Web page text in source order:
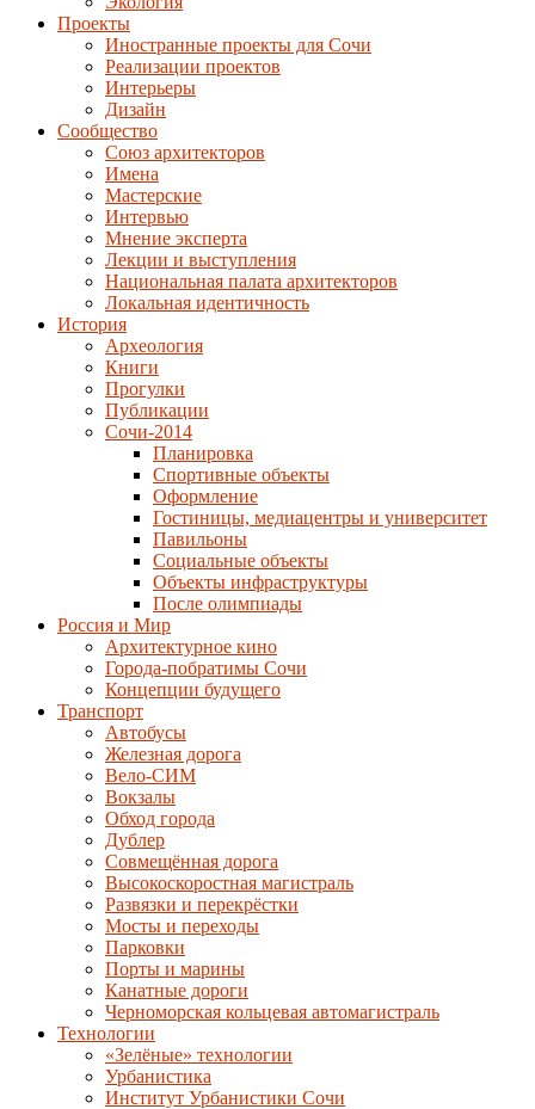
Проекты
Иностранные проекты для Сочи
Реализации проектов
Интерьеры
Дизайн
Сообщество
Союз архитекторов
Имена
Мастерские
Интервью
Мнение эксперта
Лекции и выступления
Национальная палата архитекторов
Локальная идентичность
История
Археология
Книги
Прогулки
Публикации
Сочи-2014
Планировка
Спортивные объекты
Оформление
Гостиницы, медиацентры и университет
Павильоны
Социальные объекты
Объекты инфраструктуры
После олимпиады
Россия и Мир
Архитектурное кино
Города-побратимы Сочи
Концепции будущего
Транспорт
Автобусы
Железная дорога
Вело-СИМ
Вокзалы
Обход города
Дублер
Совмещённая дорога
Высокоскоростная магистраль
Развязки и перекрёстки
Мосты и переходы
Парковки
Порты и марины
Канатные дороги
Черноморская кольцевая автомагистраль
Технологии
«Зелёные» технологии
Урбанистика
Институт Урбанистики Сочи